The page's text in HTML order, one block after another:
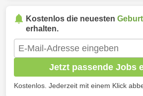
Kostenlos die neuesten
erhalten.
Jetzt passende Jobs
Kostenlos. Jederzeit mit einem Klick